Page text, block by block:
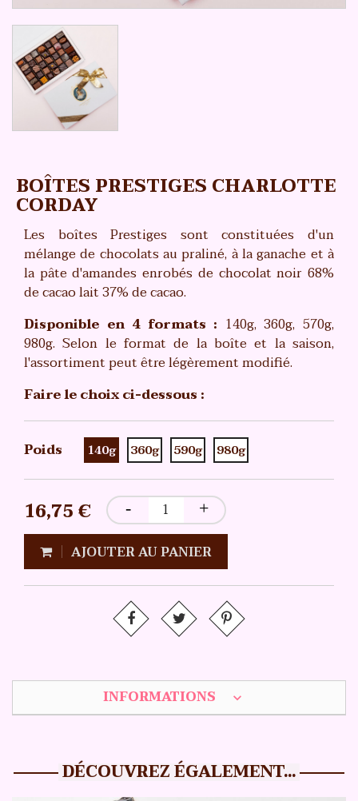
BOÎTES PRESTIGES CHARLOTTE
CORDAY
Les boîtes Prestiges sont constituées d'un
mélange de chocolats au praliné, à la ganache et à
la pâte d'amandes enrobés de chocolat noir 68%
de cacao lait 37% de cacao.
Disponible en 4 formats : 140g, 360g, 570g,
980g.Selon le format de la boîte et la saison,
l'assortiment peut être légèrement modifié.
Faire le choix ci-dessous :
Poids 140g 360g 590g 980g
16,75 €
AJOUTER AU PANIER
INFORMATIONS expand_more
DÉCOUVREZ ÉGALEMENT...